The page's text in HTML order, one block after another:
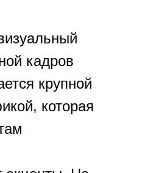
кадров
крупной
которая